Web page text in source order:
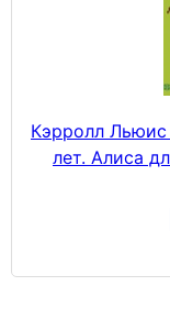
Кэрролл
лет. Алиса